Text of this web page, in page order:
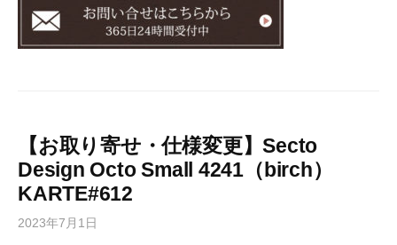
【お取り寄せ・仕様変更】Secto
Design Octo Small 4241（birch）
KARTE#612
2023年7月1日